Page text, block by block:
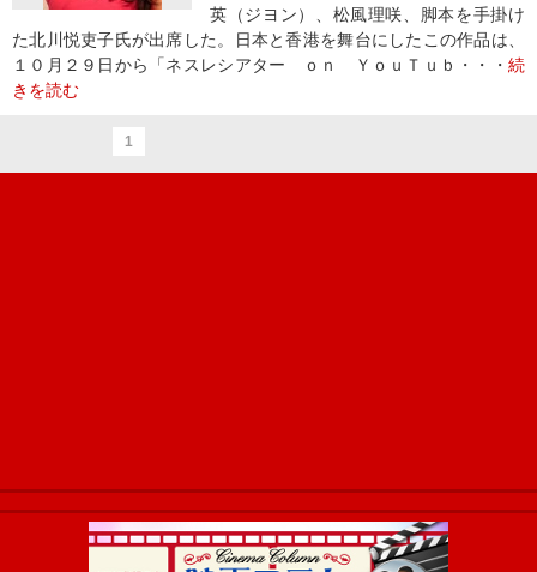
英（ジヨン）、松風理咲、脚本を手掛け
た北川悦吏子氏が出席した。日本と香港を舞台にしたこの作品は、
１０月２９日から「ネスレシアター ｏｎ ＹｏｕＴｕｂ・・・ 続
きを読む
1